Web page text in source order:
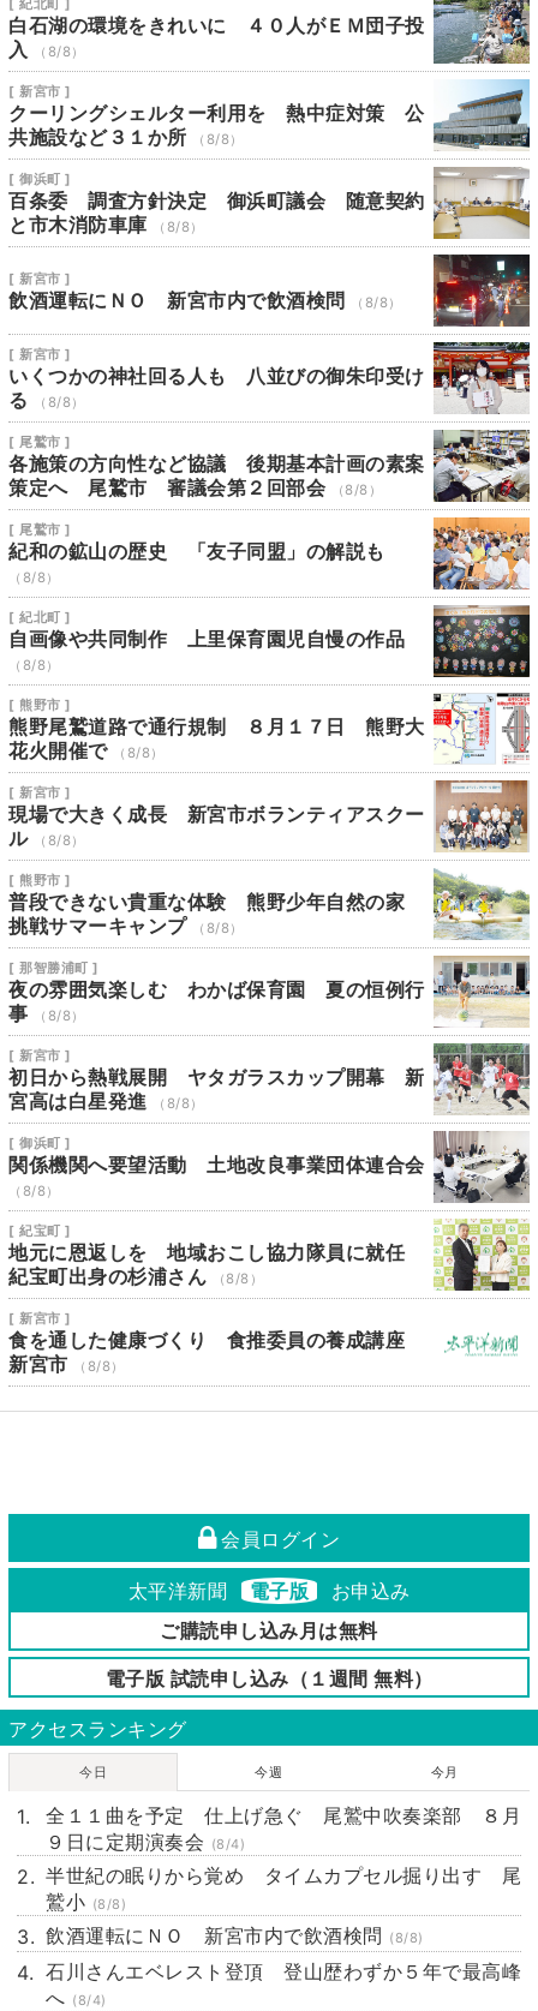
[ 紀北町 ]
白石湖の環境をきれいに ４０人がＥＭ団子投
入
（8/8）
[ 新宮市 ]
クーリングシェルター利用を 熱中症対策 公
共施設など３１か所
（8/8）
[ 御浜町 ]
百条委 調査方針決定 御浜町議会 随意契約
と市木消防車庫
（8/8）
[ 新宮市 ]
飲酒運転にＮＯ 新宮市内で飲酒検問 （8/8）
[ 新宮市 ]
いくつかの神社回る人も 八並びの御朱印受け
る
（8/8）
[ 尾鷲市 ]
各施策の方向性など協議 後期基本計画の素案
策定へ 尾鷲市 審議会第２回部会
（8/8）
[ 尾鷲市 ]
紀和の鉱山の歴史 「友子同盟」の解説も
（8/8）
[ 紀北町 ]
自画像や共同制作 上里保育園児自慢の作品
（8/8）
[ 熊野市 ]
熊野尾鷲道路で通行規制 ８月１７日 熊野大
花火開催で
（8/8）
[ 新宮市 ]
現場で大きく成長 新宮市ボランティアスクー
ル
（8/8）
[ 熊野市 ]
普段できない貴重な体験 熊野少年自然の家
挑戦サマーキャンプ
（8/8）
[ 那智勝浦町 ]
夜の雰囲気楽しむ わかば保育園 夏の恒例行
事
（8/8）
[ 新宮市 ]
初日から熱戦展開 ヤタガラスカップ開幕 新
宮高は白星発進
（8/8）
[ 御浜町 ]
関係機関へ要望活動 土地改良事業団体連合会
（8/8）
[ 紀宝町 ]
地元に恩返しを 地域おこし協力隊員に就任
紀宝町出身の杉浦さん
（8/8）
[ 新宮市 ]
食を通した健康づくり 食推委員の養成講座
新宮市
（8/8）
会員ログイン
太平洋新聞 電子版
お申込み
ご購読申し込み月は無料
電子版 試読申し込み（１週間 無料）
アクセスランキング
今日 今週 今月
全１１曲を予定 仕上げ急ぐ 尾鷲中吹奏楽部 ８月
９日に定期演奏会 (8/4)
半世紀の眠りから覚め タイムカプセル掘り出す 尾
鷲小 (8/8)
飲酒運転にＮＯ 新宮市内で飲酒検問 (8/8)
石川さんエベレスト登頂 登山歴わずか５年で最高峰
へ (8/4)